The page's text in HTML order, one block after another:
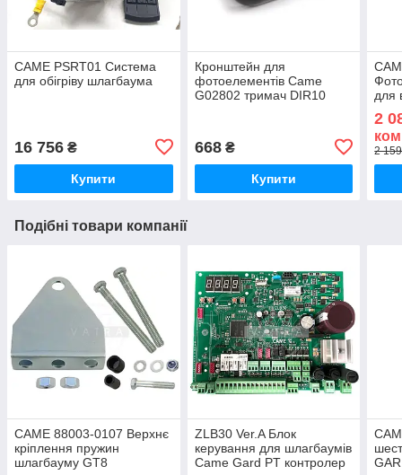
CAME PSRT01 Система
для обігріву шлагбаума
16 756 ₴
Купити
Кронштейн для
фотоелементів Came
G02802 тримач DIR10
668₴
Купити
для
2
2
Подібні товари компанії
CAME 88003-0107 Верхнє
кріплення пружин
шлагбауму GT8
ZLB30 Ver.A Блок
керування для шлагбаумів
Came Gard PT контролер